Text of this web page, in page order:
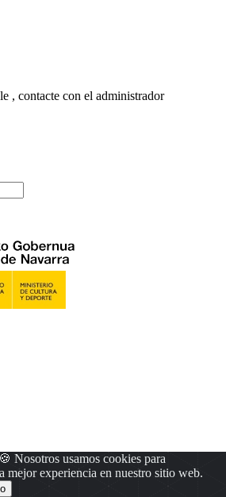
, contacte con el administrador
🍪 Nosotros usamos cookies para
mejor experiencia en nuestro sitio web.